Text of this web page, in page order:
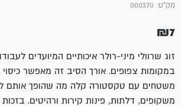
מק"ט: 000370
₪7
זוג שרוולי מיני-רולר איכותיים המיועדים
במקומות צפופים. אורך הסיב זה מאפשר
משטחים עם טקסטורה קלה מה שהופך אותם
משקופים, דלתות, פינות קירות ורהיטים.